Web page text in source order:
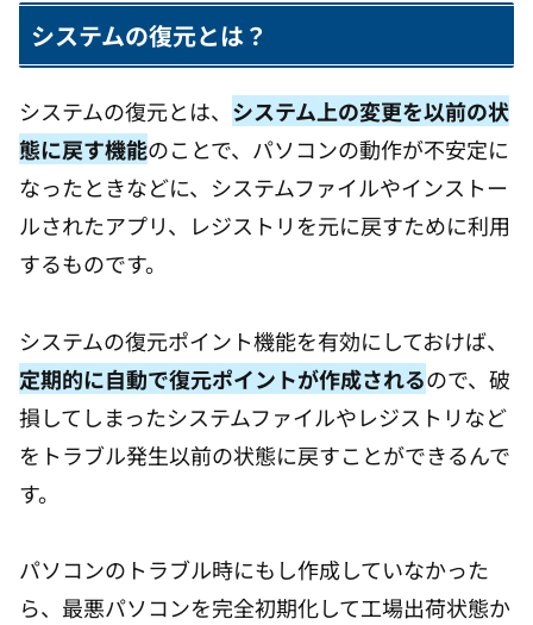
システムの復元とは？
システムの復元とは、 システム上の変更を以前の状
態に戻す機能のことで、パソコンの動作が不安定に
なったときなどに、システムファイルやインストー
ルされたアプリ、レジストリを元に戻すために利用
するものです。
システムの復元ポイント機能を有効にしておけば、
定期的に自動で復元ポイントが作成されるので、破
損してしまったシステムファイルやレジストリなど
をトラブル発生以前の状態に戻すことができるんで
す。
パソコンのトラブル時にもし作成していなかった
ら、最悪パソコンを完全初期化して工場出荷状態か